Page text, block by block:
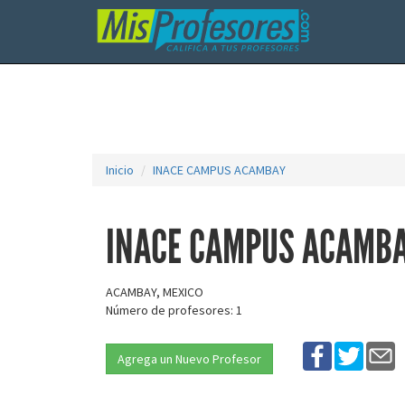
Inicio INACE CAMPUS ACAMBAY
INACE CAMPUS
ACAMBAY, MEXICO
Número de profesores: 1
Agrega un Nuevo Profesor